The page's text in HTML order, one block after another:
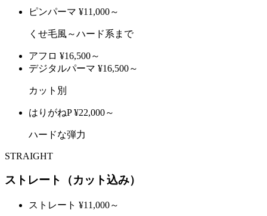
ピンパーマ ¥11,000～
くせ毛風～ハード系まで
アフロ ¥16,500～
デジタルパーマ ¥16,500～
カット別
はりがねP ¥22,000～
ハードな弾力
STRAIGHT
ストレート（カット込み）
ストレート ¥11,000～